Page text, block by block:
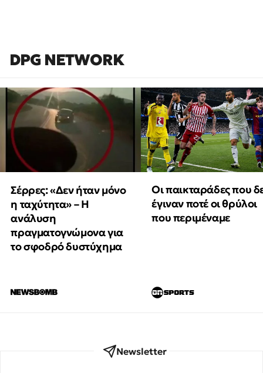
DPG NETWORK
Σέρρες: «Δεν ήταν μόνο
η ταχύτητα» – Η
ανάλυση
πραγματογνώμονα για
το σφοδρό δυστύχημα
Οι παικταράδες που
έγιναν ποτέ οι θρύλοι
που περιμέναμε
Newsletter